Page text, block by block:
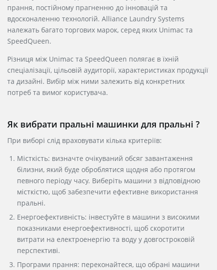
прання, постійному прагненню до інновацій та
вдосконаленню технологій. Alliance Laundry Systems
належать багато торгових марок, серед яких Unimac та
SpeedQueen.
Різниця між Unimac та SpeedQueen полягає в їхній
спеціалізації, цільовій аудиторії, характеристиках продукції
та дизайні. Вибір між ними залежить від конкретних
потреб та вимог користувача.
Як вибрати пральні машинки для пральні ?
При виборі слід враховувати кілька критеріїв:
Місткість: визначте очікуваний обсяг завантаження
білизни, який буде оброблятися щодня або протягом
певного періоду часу. Виберіть машини з відповідною
місткістю, щоб забезпечити ефективне використання
пральні.
Енергоефективність: інвестуйте в машини з високими
показниками енергоефективності, щоб скоротити
витрати на електроенергію та воду у довгостроковій
перспективі.
Програми прання: переконайтеся, що обрані машини